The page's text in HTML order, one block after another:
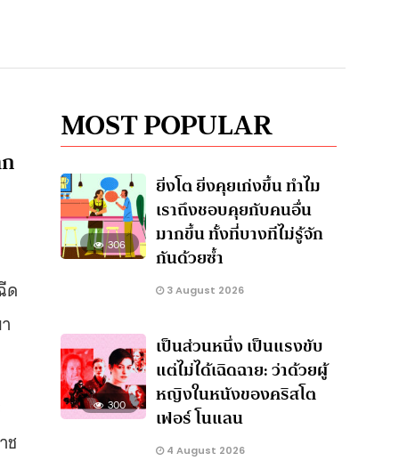
ด
ช
MOST POPULAR
306
ยิ่งโต ยิ่งคุยเก่งขึ้น ทำไม
เราถึงชอบคุยกับคนอื่น
มากขึ้น ทั้งที่บางทีไม่รู้จัก
กันด้วยซ้ำ
3 August 2026
300
เป็นส่วนหนึ่ง เป็นแรงขับ
แต่ไม่ได้เฉิดฉาย: ว่าด้วยผู้
หญิงในหนังของคริสโต
เฟอร์ โนแลน
4 August 2026